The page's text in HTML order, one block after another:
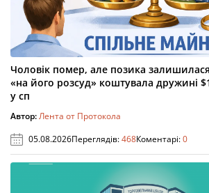
Чоловік помер, але позика
«на його розсуд» коштувала дружині
у сп
Автор:Лента от Протокола
05.08.2026Переглядів:468Коментарі:0